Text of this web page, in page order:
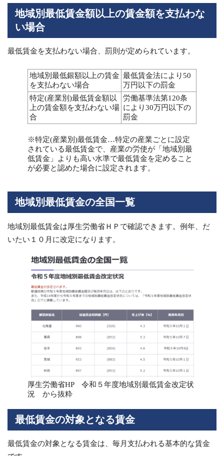
地域別最低賃金額以上の賃金額を支払わな
い場合
最低賃金を支払わない場合、罰則が定められています。
地域別最低銀額以上の賃金
を支払わない場合
最低賃金法により50
万円以下の罰金
特定(産業別)最低賃金額以
上の賃金額を支払わない場
合
労働基準法第120条
により30万円以下の
罰金
※特定(産業別)最低賃金…特定の産業ごとに設定
されている最低賃金で、産業の労使が「地域別最
低賃金」よりも高い水準で最低賃金を定めること
が必要と認めた場合に設定されます。
地域別最低賃金の全国一覧
地域別最低賃金は厚生労働省ＨＰで確認できます。例年、だ
いたい１０月に改定になります。
厚生労働省HP 令和５年度地域別最低賃金改定状
況 から抜粋
最低賃金の対象となる賃金
最低賃金の対象となる賃金は、毎月支払われる基本的な賃金